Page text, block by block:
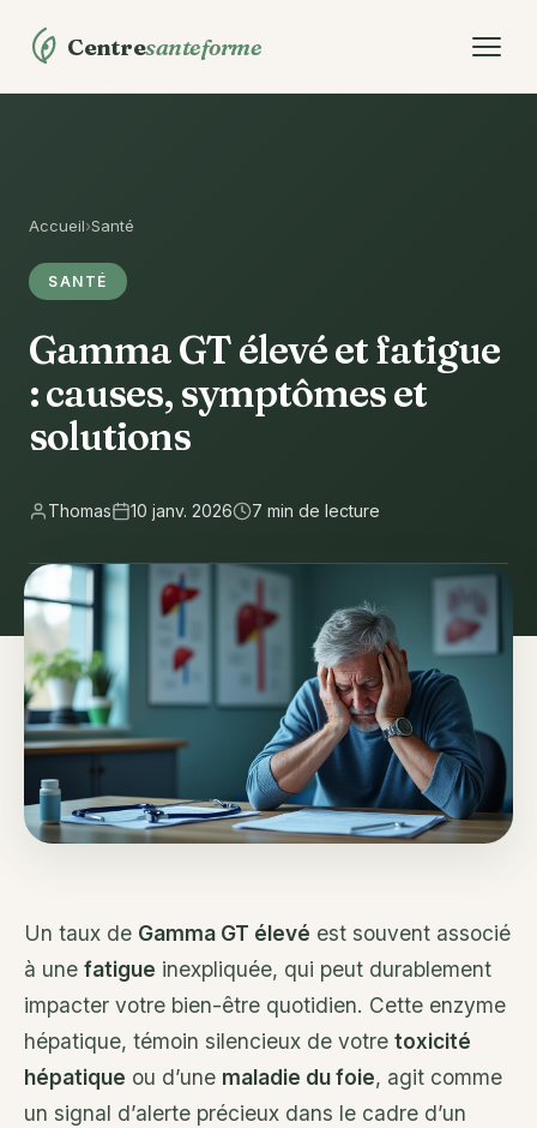
Centresanteforme
Accueil›Santé
SANTÉ
Gamma GT élevé et fatigue
: causes, symptômes et
solutions
Thomas 10 janv. 2026 7 min de lecture
Un taux de Gamma GT élevé est souvent associé
à une fatigue inexpliquée, qui peut durablement
impacter votre bien-être quotidien. Cette enzyme
hépatique, témoin silencieux de votre toxicité
hépatique ou d’une maladie du foie, agit comme
un signal d’alerte précieux dans le cadre d’un